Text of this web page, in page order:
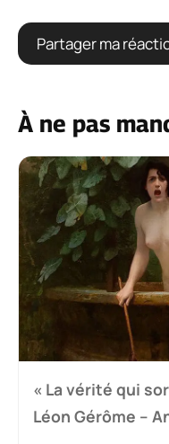
À ne pas
« La vérité qui
Léon Gérôme –